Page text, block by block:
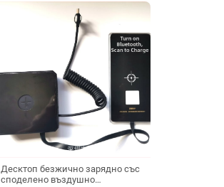
Десктоп безжично зарядно със
споделено въздушно